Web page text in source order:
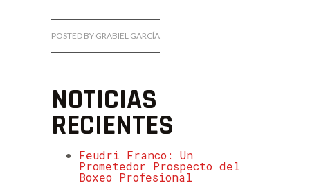
POSTED BY GRABIEL GARCÍA
NOTICIAS
RECIENTES
Feudri Franco: Un
Prometedor Prospecto del
Boxeo Profesional